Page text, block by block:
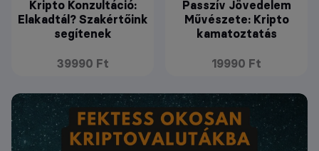
Kripto Konzultáció:
Elakadtál? Szakértőink
segítenek
39990 Ft
Passzív Jövedelem
Művészete: Kripto
kamatoztatás
19990 Ft